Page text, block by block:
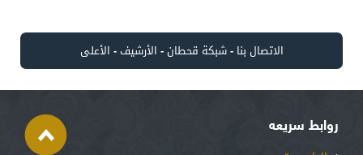
الاتصال بنا -شبكة قحطان- الأرشيف- الأعلى
روابط سريعه